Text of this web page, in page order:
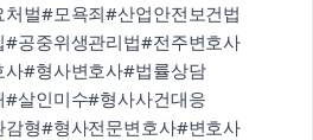
벌#모욕죄#산업안전보건법
#공중위생관리법#전주변호사
사#형사변호사#법률상담
#살인미수#형사사건대응
형#형사전문변호사#변호사